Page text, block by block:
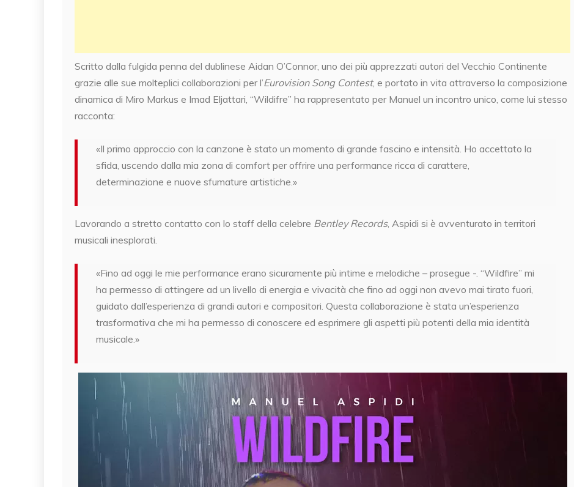
Scritto dalla fulgida penna del dublinese Aidan O’Connor, uno dei più apprezzati autori del Vecchio Continente
grazie alle sue molteplici collaborazioni per l’Eurovision Song Contest, e portato in vita attraverso la composizione
dinamica di Miro Markus e Imad Eljattari, “Wildifre” ha rappresentato per Manuel un incontro unico, come lui stesso
racconta:
«Il primo approccio con la canzone è stato un momento di grande fascino e intensità. Ho accettato la
sfida, uscendo dalla mia zona di comfort per offrire una performance ricca di carattere,
determinazione e nuove sfumature artistiche.»
Lavorando a stretto contatto con lo staff della celebre Bentley Records, Aspidi si è avventurato in territori
musicali inesplorati.
«Fino ad oggi le mie performance erano sicuramente più intime e melodiche – prosegue -. “Wildfire” mi
ha permesso di attingere ad un livello di energia e vivacità che fino ad oggi non avevo mai tirato fuori,
guidato dall’esperienza di grandi autori e compositori. Questa collaborazione è stata un’esperienza
trasformativa che mi ha permesso di conoscere ed esprimere gli aspetti più potenti della mia identità
musicale.»